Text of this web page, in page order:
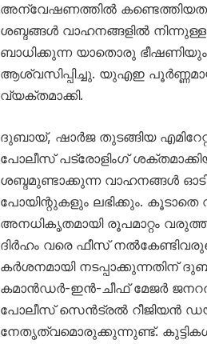
അന്വേഷണത്തിൽ
ശബ്ദങ്ങൾ വാഹനങ്ങളിൽ
ബാധിക്കുന്ന യാതൊരു
ആശ്വസിപ്പിച്ചു. യുഎഇ
വ്യക്തമാക്കി.
ദുബായ്, ഷാർജ തുടങ്ങിയ
പോലീസ് പട്രോളിംഗ്
ശബ്ദമുണ്ടാക്കുന്ന വാഹനങ്ങൾ
പോയിന്റുകളും ലഭിക്കും.
അനധികൃതമായി രൂപമാറ്റം
ദിർഹം വരെ ഫീസ്
കർശനമായി നടപ്പാക്കുന്നതിന്
കമാൻഡർ-ഇൻ-ചീഫ് മേജർ
പോലീസ് സെൻട്രൽ റീജിയൻ
നേതൃത്വമൊരുക്കുന്നുണ്ട്.